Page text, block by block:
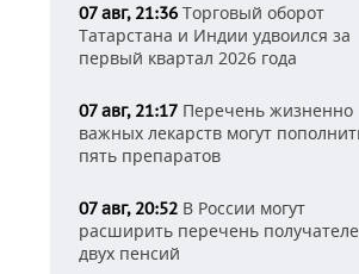
07 авг, 21:36 Торговый оборот
Татарстана и Индии удвоился за
первый квартал 2026 года
07 авг, 21:17 Перечень жизненно
важных лекарств могут
пять препаратов
07 авг, 20:52 В России могут
расширить перечень
двух пенсий